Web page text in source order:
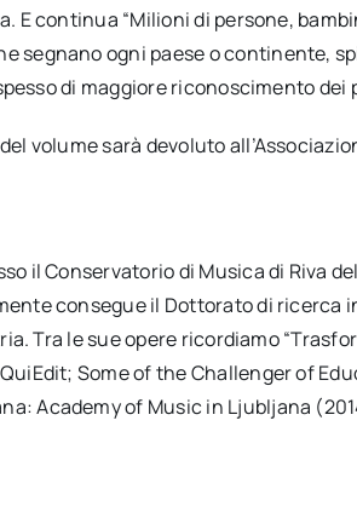
E continua “Milioni di persone,
segnano ogni paese o continente,
di maggiore riconoscimento dei
volume sarà devoluto
il Conservatorio di Musica di Riva
consegue il Dottorato di ricerca
Tra le sue opere ricordiamo
Some of the Challenger of
Academy of Music in Ljubljana